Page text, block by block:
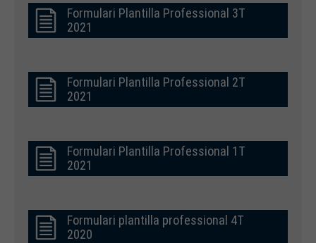
Formulari Plantilla Professional 3T
2021
Formulari Plantilla Professional 2T
2021
Formulari Plantilla Professional 1T
2021
Formulari plantilla professional 4T
2020